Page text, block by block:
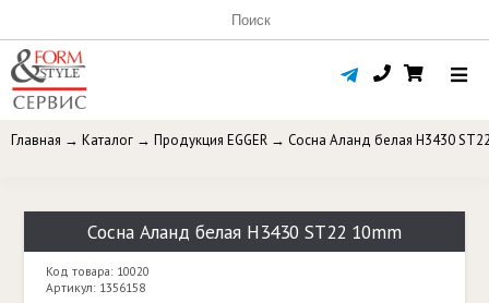
Главная → Каталог → Продукция EGGER → Сосна Аланд белая H3430
Сосна Аланд белая H3430 ST22 10mm
Код товара: 10020
Артикул: 1356158